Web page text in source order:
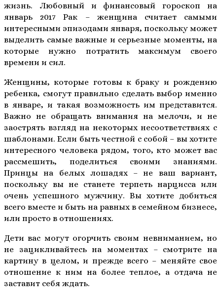
жизнь. Любовный и финансовый гороскоп на
январь 2017 Рак – женщина считает самыми
интересными эпизодами января, поскольку может
выделить самые важные и серьезные моменты, на
которые нужно потратить максимум своего
времени и сил.
Женщины, которые готовы к браку и рождению
ребенка, смогут правильно сделать выбор именно
в январе, и такая возможность им представится.
Важно не обращать внимания на мелочи, и не
заострять взгляд на некоторых несоответствиях с
шаблонами. Если быть честной с собой – вы хотите
интересного человека рядом, того, кто может вас
рассмешить, поделиться своими знаниями.
Принцы на белых лошадях – не ваш вариант,
поскольку вы не станете терпеть нарцисса или
очень успешного мужчину. Вы хотите добиться
всего вместе и быть на равных в семейном бизнесе,
или просто в отношениях.
Дети вас могут огорчить своим невниманием, но
не зацикливайтесь на моментах – смотрите на
картину в целом, и прежде всего – меняйте свое
отношение к ним на более теплое, а отдача не
заставит себя ждать.